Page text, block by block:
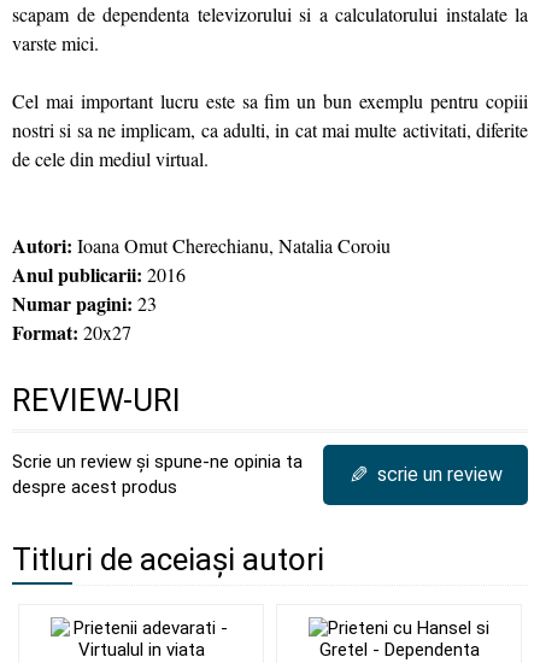
scapam de dependenta televizorului si a calculatorului instalate la
varste mici.
Cel mai important lucru este sa fim un bun exemplu pentru copiii
nostri si sa ne implicam, ca adulti, in cat mai multe activitati, diferite
de cele din mediul virtual.
Autori: Ioana Omut Cherechianu, Natalia Coroiu
Anul publicarii: 2016
Numar pagini: 23
Format: 20x27
REVIEW-URI
Scrie un review și spune-ne opinia ta
despre acest produs
✎ scrie un review
Titluri de aceiași autori